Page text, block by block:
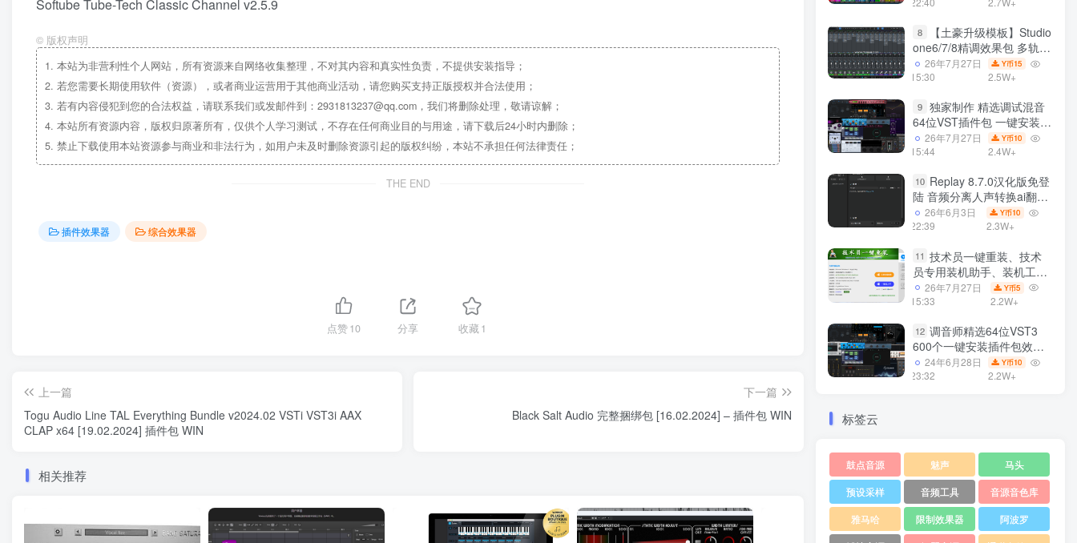
Softube Tube-Tech Classic Channel v2.5.9
© 版权声明
1. 本站为非营利性个人网站，所有资源来自网络收集整理，不对其内容和真实性负责，不提供安装指导；
2. 若您需要长期使用软件（资源），或者商业运营用于其他商业活动，请您购买支持正版授权并合法使用；
3. 若有内容侵犯到您的合法权益，请联系我们或发邮件到：2931813237@qq.com，我们将删除处理，敬请谅解；
4. 本站所有资源内容，版权归原著所有，仅供个人学习测试，不存在任何商业目的与用途，请下载后24小时内删除；
5. 禁止下载使用本站资源参与商业和非法行为，如用户未及时删除资源引起的版权纠纷，本站不承担任何法律责任；
THE END
插件效果器 综合效果器
点赞10 分享 收藏1
上一篇
Togu Audio Line TAL Everything Bundle v2024.02 VSTi VST3i AAX
CLAP x64 [19.02.2024] 插件包 WIN
下一篇
Black Salt Audio 完整捆绑包 [16.02.2024] – 插件包 WIN
相关推荐
8
【土豪升级模板】Studio
one6/7/8精调效果包 多轨道
效果模式可选 声卡调试好预
设模板 带插件全套文件
26年7月27日
15:30
Y币15
2.5W+
9 独家制作 精选调试混音
64位VST插件包 一键安装
600个效果器合集v2.0 WiN
支持定制
26年7月27日
15:44
Y币10
2.4W+
10 Replay 8.7.0汉化版免登
陆 音频分离人声转换ai翻唱
支持50系显卡 一键安装
WiN
26年6月3日
22:39
Y币10
2.3W+
11 技术员一键重装、技术
员专用装机助手、装机工
具、电脑系统装机软件丶一
键安装系统
26年7月27日
15:33
Y币5
2.2W+
12 调音师精选64位VST3
600个一键安装插件包效果
器集合10G WiN
24年6月28日
23:32
Y币10
2.2W+
标签云
鼓点音源 魅声
马头
预设采样
音频工具
音源音色库
雅马哈
限制效果器
阿波罗